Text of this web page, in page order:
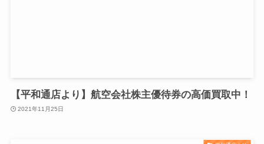
【平和通店より】航空会社株主優待券の高価買取中！
2021年11月25日